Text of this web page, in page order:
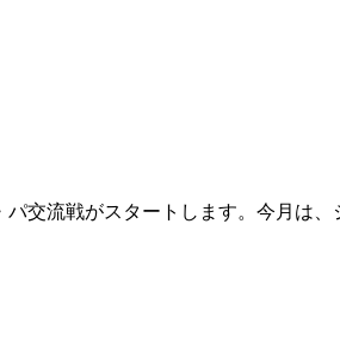
交流戦がスタートします。今月は